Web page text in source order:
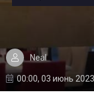
Neal
00:00, 03 июнь 2023